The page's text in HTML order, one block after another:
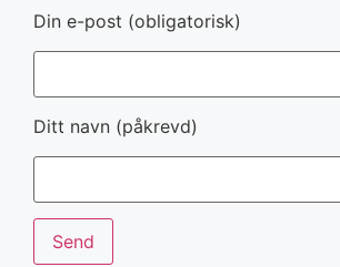
Din e-post (obligatorisk)
Ditt navn (påkrevd)